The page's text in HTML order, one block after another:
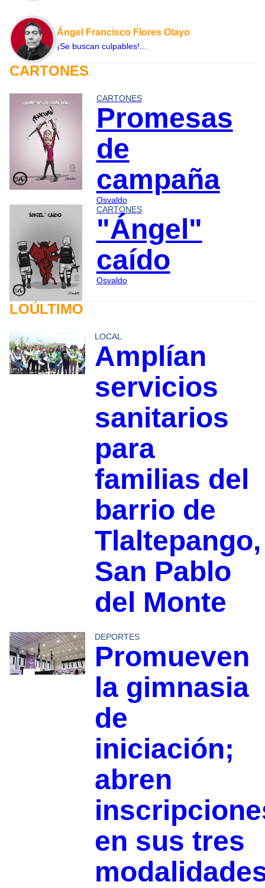
Ángel Francisco Flores Olayo
¡Se buscan culpables!...
CARTONES
CARTONES
Promesas
de
campaña
Osvaldo
CARTONES
"Ángel"
caído
Osvaldo
LOÚLTIMO
LOCAL
Amplían
servicios
sanitarios
para
familias del
barrio de
Tlaltepango,
San Pablo
del Monte
DEPORTES
Promueven
la gimnasia
de
iniciación;
abren
en sus tres